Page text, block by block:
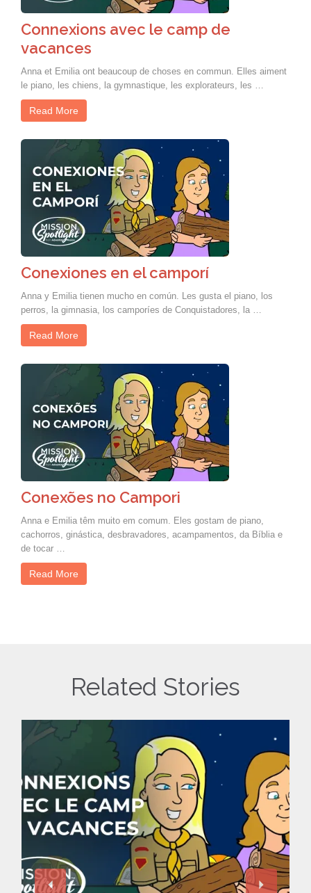
Connexions avec le camp de
vacances
Anna et Emilia ont beaucoup de choses en commun. Elles aiment
le piano, les chiens, la gymnastique, les explorateurs, les …
Read More
Conexiones en el camporí
Anna y Emilia tienen mucho en común. Les gusta el piano, los
perros, la gimnasia, los camporíes de Conquistadores, la …
Read More
Conexões no Campori
Anna e Emilia têm muito em comum. Eles gostam de piano,
cachorros, ginástica, desbravadores, acampamentos, da Bíblia e
de tocar …
Read More
Related Stories